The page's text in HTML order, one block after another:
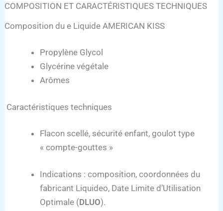
COMPOSITION ET CARACTÉRISTIQUES TECHNIQUES
Composition du e Liquide AMERICAN KISS
Propylène Glycol
Glycérine végétale
Arômes
Caractéristiques techniques
Flacon scellé, sécurité enfant, goulot type
« compte-gouttes »
Indications : composition, coordonnées du
fabricant Liquideo, Date Limite d’Utilisation
Optimale (DLUO).